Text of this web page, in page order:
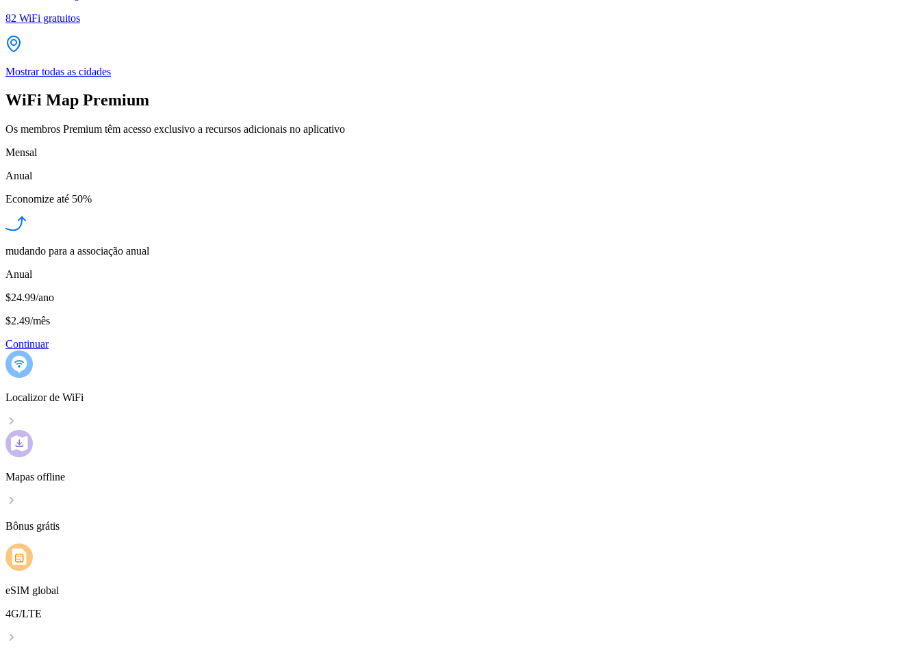
82 WiFi gratuitos
Mostrar todas as cidades
WiFi Map Premium
Os membros Premium têm acesso exclusivo a recursos adicionais no aplicativo
Mensal
Anual
Economize até 50%
mudando para a associação anual
Anual
$24.99/ano
$2.49/mês
Continuar
Localizor de WiFi
Mapas offline
Bônus grátis
eSIM global
4G/LTE